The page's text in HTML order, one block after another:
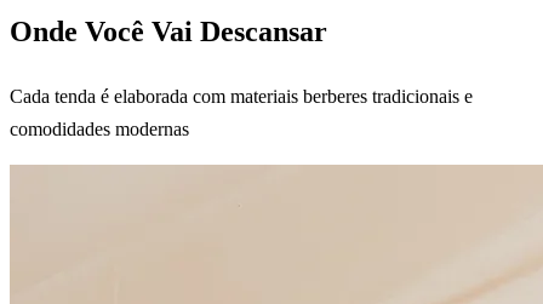
Onde Você Vai Descansar
Cada tenda é elaborada com materiais berberes tradicionais e
comodidades modernas